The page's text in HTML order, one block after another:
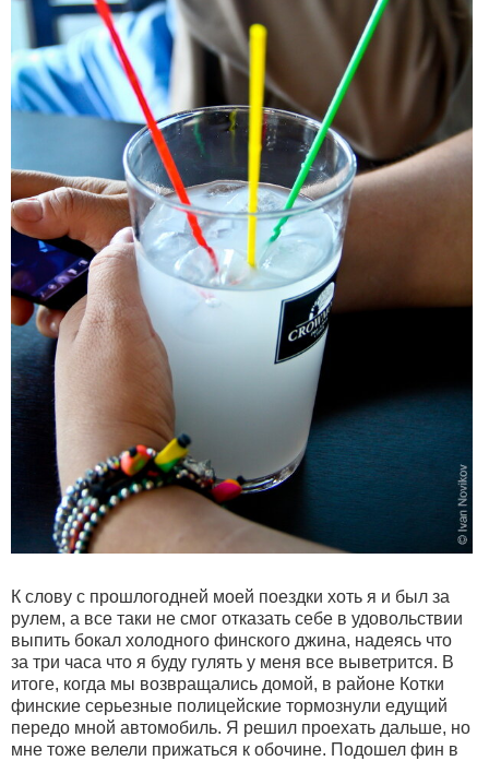
К слову с прошлогодней моей поездки хоть я и был за
рулем, а все таки не смог отказать себе в удовольствии
выпить бокал холодного финского джина, надеясь что
за три часа что я буду гулять у меня все выветрится. В
итоге, когда мы возвращались домой, в районе Котки
финские серьезные полицейские тормознули едущий
передо мной автомобиль. Я решил проехать дальше, но
мне тоже велели прижаться к обочине. Подошел фин в